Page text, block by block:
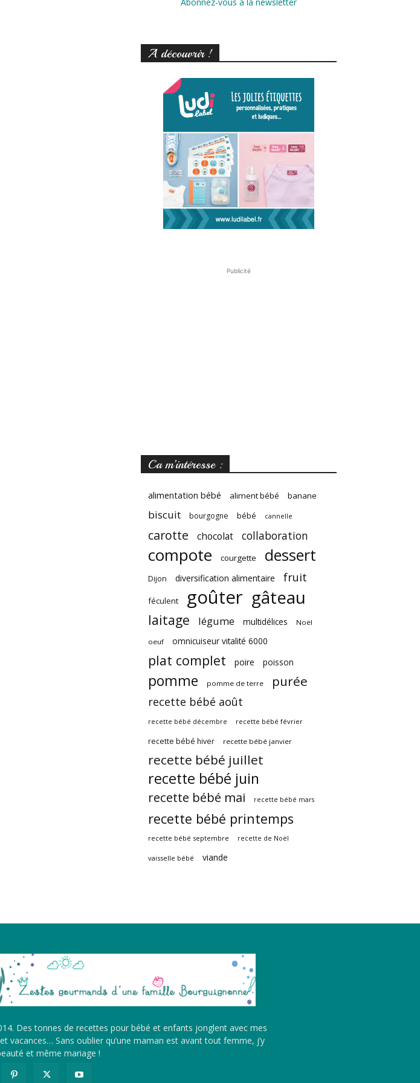
A découvrir !
Publicité
Ca m’intéresse :
alimentation bébé aliment bébé banane
biscuit bourgogne bébé cannelle
carotte chocolat collaboration
compote courgette dessert
Dijon diversification alimentaire fruit
féculent goûter gâteau
laitage légume multidélices Noël
oeuf omnicuiseur vitalité 6000
plat complet poire poisson
pomme pomme de terre purée
recette bébé août
recette bébé décembre recette bébé février
recette bébé hiver recette bébé janvier
recette bébé juillet
recette bébé juin
recette bébé mai recette bébé mars
recette bébé printemps
recette bébé septembre recette de Noël
vaisselle bébé viande
Des tonnes de recettes pour bébé et enfants jonglent avec mes
Sans oublier qu’une maman est avant tout femme, j’y
et même mariage !